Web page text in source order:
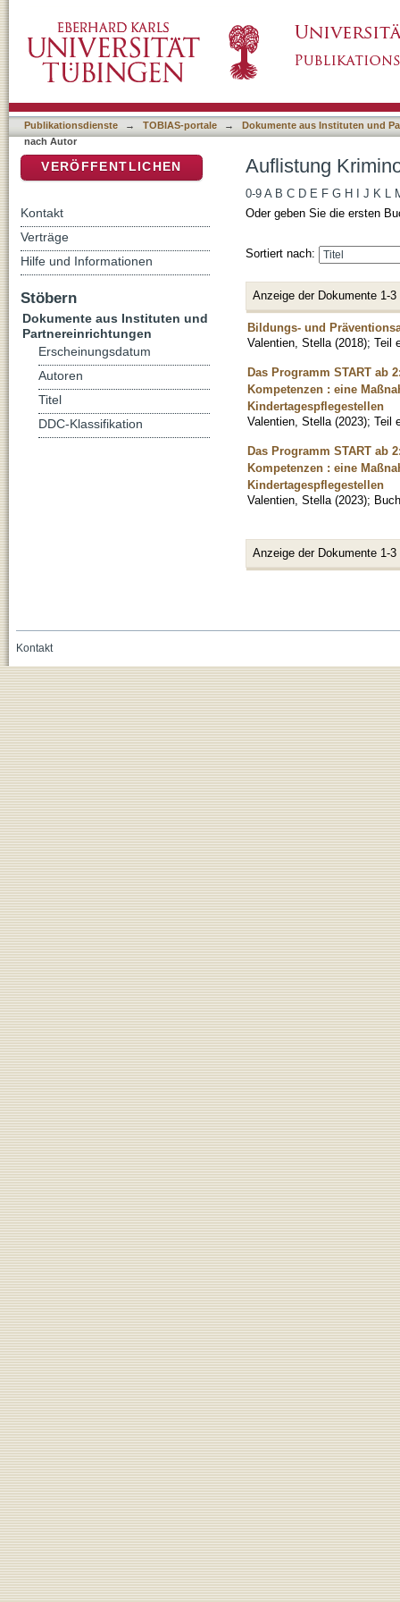
Publikationsdienste → TOBIAS-portale →
Dokumente aus Instituten und
nach Autor
Auflistung
0-9 A B C D E F G H J K L
Oder geben Sie die ersten
Sortiert nach:
Anzeige der Dokumente 1-3
Bildungs- und
Valentien, Stella (2018); Teil
Das Programm START ab
Kompetenzen : eine
Kindertagespflegestellen
Valentien, Stella (2023); Teil
Das Programm START ab
Kompetenzen : eine
Kindertagespflegestellen
Valentien, Stella (2023); Buch
Anzeige der Dokumente 1-3
VERÖFFENTLICHEN
Kontakt
Verträge
Hilfe und Informationen
Stöbern
Dokumente aus Instituten und
Partnereinrichtungen
Erscheinungsdatum
Autoren
Titel
DDC-Klassifikation
Kontakt